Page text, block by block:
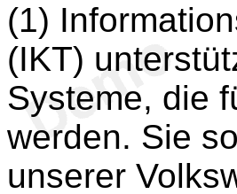
(1)
(IKT)
Systeme, die
werden. Sie
unserer